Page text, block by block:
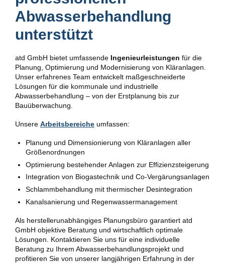
Abwasserbehandlung
unterstützt
atd GmbH bietet umfassende Ingenieurleistungen für die
Planung, Optimierung und Modernisierung von Kläranlagen.
Unser erfahrenes Team entwickelt maßgeschneiderte
Lösungen für die kommunale und industrielle
Abwasserbehandlung – von der Erstplanung bis zur
Bauüberwachung.
Unsere Arbeitsbereiche umfassen:
Planung und Dimensionierung von Kläranlagen aller
Größenordnungen
Optimierung bestehender Anlagen zur Effizienzsteigerung
Integration von Biogastechnik und Co-Vergärungsanlagen
Schlammbehandlung mit thermischer Desintegration
Kanalsanierung und Regenwassermanagement
Als herstellerunabhängiges Planungsbüro garantiert atd
GmbH objektive Beratung und wirtschaftlich optimale
Lösungen. Kontaktieren Sie uns für eine individuelle
Beratung zu Ihrem Abwasserbehandlungsprojekt und
profitieren Sie von unserer langjährigen Erfahrung in der